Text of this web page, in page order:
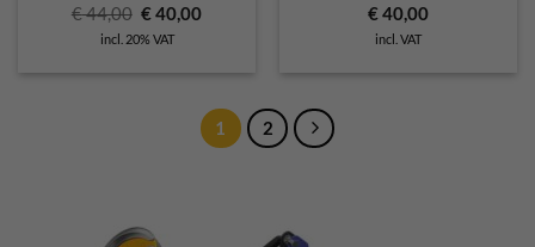
€44,00 Original
price
was:
€40,00Current
incl. 20% VAT
€40,00
incl. VAT
1 2